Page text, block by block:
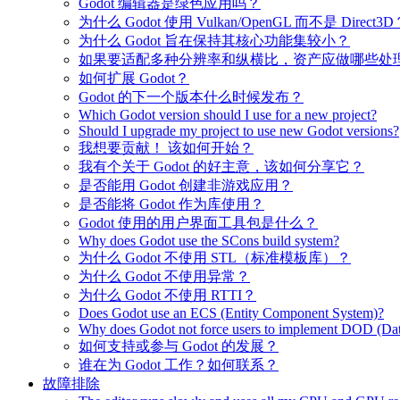
Godot 编辑器是绿色应用吗？
为什么 Godot 使用 Vulkan/OpenGL 而不是 Direct3D
为什么 Godot 旨在保持其核心功能集较小？
如果要适配多种分辨率和纵横比，资产应做哪些处
如何扩展 Godot？
Godot 的下一个版本什么时候发布？
Which Godot version should I use for a new project?
Should I upgrade my project to use new Godot versions?
我想要贡献！ 该如何开始？
我有个关于 Godot 的好主意，该如何分享它？
是否能用 Godot 创建非游戏应用？
是否能将 Godot 作为库使用？
Godot 使用的用户界面工具包是什么？
Why does Godot use the SCons build system?
为什么 Godot 不使用 STL（标准模板库）？
为什么 Godot 不使用异常？
为什么 Godot 不使用 RTTI？
Does Godot use an ECS (Entity Component System)?
Why does Godot not force users to implement DOD
如何支持或参与 Godot 的发展？
谁在为 Godot 工作？如何联系？
故障排除